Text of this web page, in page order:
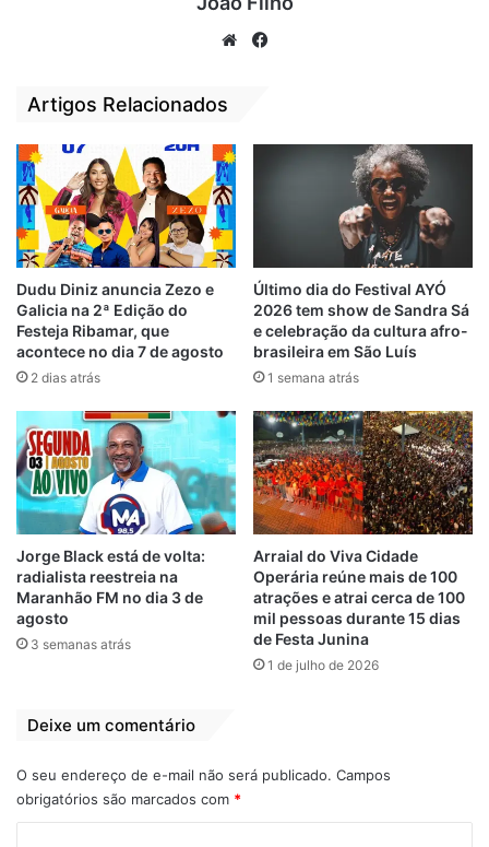
Com figurinos renovados e coreografias
trabalhadas nos mínimos detalhes, a dança
também prepara um momento especial: o
batizado oficial da temporada, que será
celebrado com uma grande festa. A data
A Dança Portuguesa Talentos e Encantos
reforça, mais uma vez, sua importância no
cenário cultural de São Luís, levando ao
público um espetáculo envolvente e repleto
de identidade.
Logo após a apresentação da Talentos e
Encantos, a programação da noite seguirá
com o Boi Meu Tamarineiro (20h), o Cacuriá
com Elba Ramalho e a banda Magníficos, a
partir das 22h.
We
Artigos Relacionados
Dudu Diniz anuncia Zezo e
Galicia na 2ª Edição do
Festeja Ribamar, que
acontece no dia 7 de agosto
2 dias atrás
Último dia do Festival AYÓ
2026 tem show de Sandra Sá
e celebração da cultura afro-
brasileira em São Luís
1 semana atrás
Jorge Black está de volta:
radialista reestreia na
Maranhão FM no dia 3 de
agosto
3 semanas atrás
Arraial do Viva Cidade
Operária reúne mais de 100
atrações e atrai cerca de 100
mil pessoas durante 15 dias
de Festa Junina
1 de julho de 2026
Deixe um comentário
O seu endereço de e-mail não será publicado. Campos
obrigatórios são marcados com *